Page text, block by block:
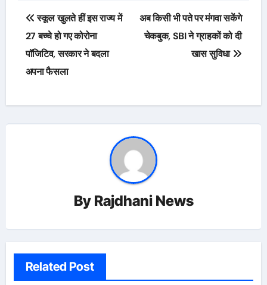
Post
navigation
स्कूल खुलते हीं इस राज्य में
27 बच्चे हो गए कोरोना
पॉजिटिव, सरकार ने बदला
अपना फैसला
अब किसी भी पते पर मंगवा सकेंगे
चेकबुक, SBI ने ग्राहकों को दी
खास सुविधा
By Rajdhani News
Related Post